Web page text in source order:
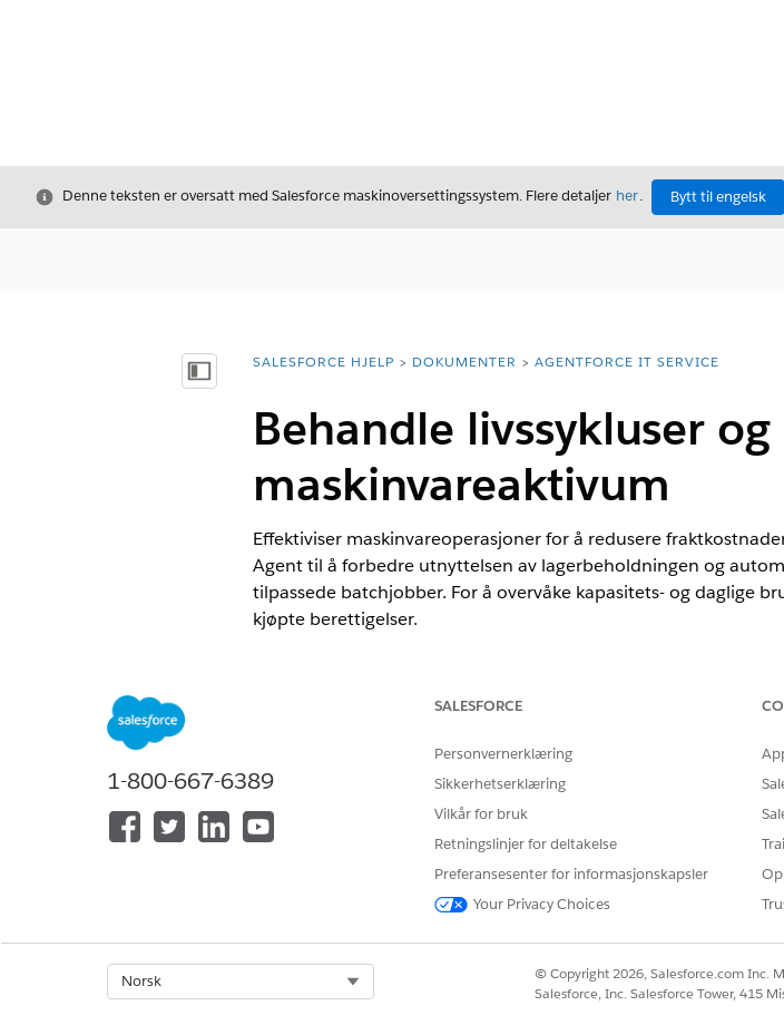
Avslutt
Denne teksten er oversatt med Salesforce maskinoversettingssystem. Flere detaljer her. Bytt til engelsk
Vis innholdsfortegnelse
Du er her:
SALESFORCE HJELP DOKUMENTER AGENTFORCE IT SERVICE
Behandle livssykluser
maskinvareaktivum
Effektiviser maskinvareoperasjoner for å redusere
Agent til å forbedre utnyttelsen av lagerbeholdningen og
tilpassede batchjobber. For å overvåke kapasitets- og daglige
kjøpte berettigelser.
Tilgjengelig i Lightning Experience
,PerformanceogUnlimited Edition med
Innfri maskinvareforespørsler effektivt og optimaliser utnyttelsen
identifiserer automatisk den ideelle innfrielsesbanen for godkjente
HJALP DENNE ARTIKKELEN MED Å LØSE PROBLEMET DITT?
La oss få vite det slik at vi kan forbedre!
1-800-667-6389
SALESFORCE
Personvernerklæring
Sikkerhetserklæring
Vilkår for bruk
Retningslinjer for deltakelse
Preferansesenter for informasjonskapsler
Your Privacy Choices
Norsk
© Copyright 2026, Salesforce.com Inc.
Salesforce, Inc. Salesforce Tower, 415